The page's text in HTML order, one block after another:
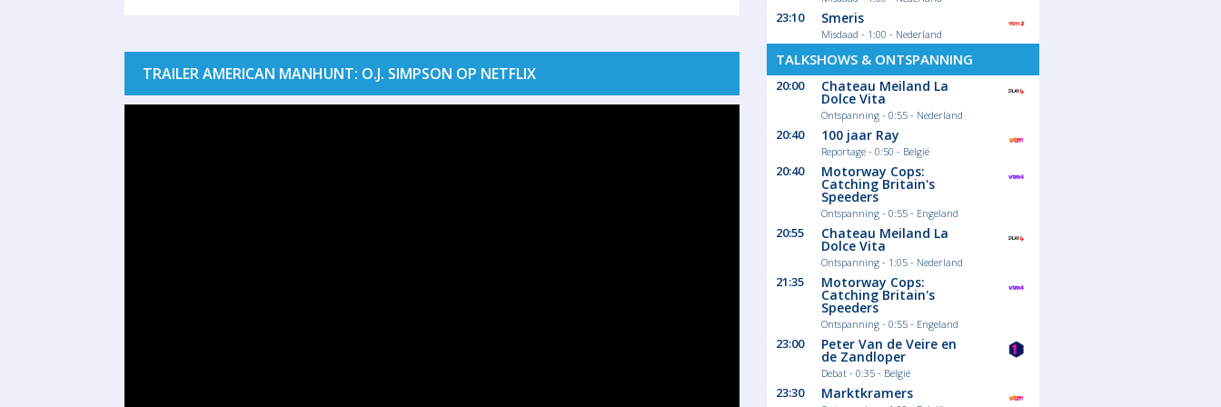
TRAILER AMERICAN MANHUNT: O.J. SIMPSON OP NETFLIX
23:10 Smeris
Misdaad - 1:00 - Nederland
TALKSHOWS & ONTSPANNING
20:00 Chateau Meiland La
Dolce Vita
Ontspanning - 0:55 - Nederland
20:40 100 jaar Ray
Reportage - 0:50 - België
20:40 Motorway Cops:
Catching Britain's
Speeders
Ontspanning - 0:55 - Engeland
20:55 Chateau Meiland La
Dolce Vita
Ontspanning - 1:05 - Nederland
21:35 Motorway Cops:
Catching Britain's
Speeders
Ontspanning - 0:55 - Engeland
23:00 Peter Van de Veire en
de Zandloper
Debat - 0:35 - België
23:30 Marktkramers